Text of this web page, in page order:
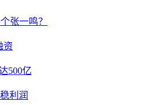
张一鸣？
资
500亿
利润